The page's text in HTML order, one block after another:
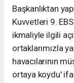
Başkanlıktan
Kuvvetleri 9.
ikmaliyle ilgili
ortaklarımızla
havacılarının
ortaya koydu'